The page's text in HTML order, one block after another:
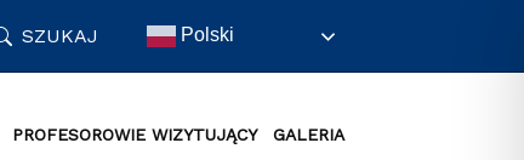
SZUKAJ Polski
PROFESOROWIE WIZYTUJĄCY GALERIA